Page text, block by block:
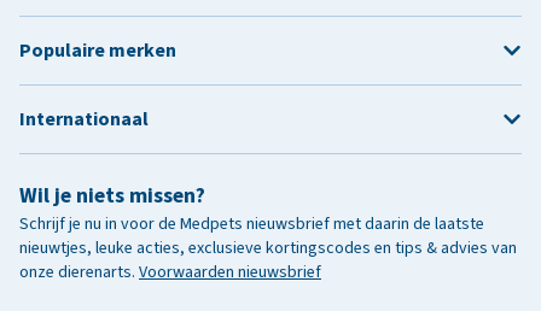
Wil je niets missen?
Schrijf je nu in voor de Medpets nieuwsbrief met daarin de laatste
nieuwtjes, leuke acties, exclusieve kortingscodes en tips & advies van
onze dierenarts. Voorwaarden nieuwsbrief
Populaire merken
Internationaal